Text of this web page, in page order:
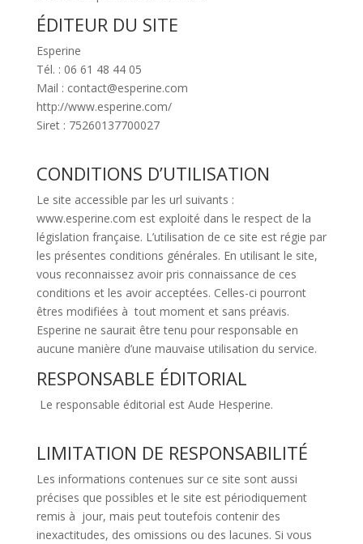
ÉDITEUR DU SITE
Esperine
Tél. : 06 61 48 44 05
Mail : contact@esperine.com
http://www.esperine.com/
Siret : 75260137700027
CONDITIONS D’UTILISATION
Le site accessible par les url suivants :
www.esperine.com est exploité dans le respect de la
législation française. L’utilisation de ce site est régie par
les présentes conditions générales. En utilisant le site,
vous reconnaissez avoir pris connaissance de ces
conditions et les avoir acceptées. Celles-ci pourront
êtres modifiées à tout moment et sans préavis.
Esperine ne saurait être tenu pour responsable en
aucune manière d’une mauvaise utilisation du service.
RESPONSABLE ÉDITORIAL
Le responsable éditorial est Aude Hesperine.
LIMITATION DE RESPONSABILITÉ
Les informations contenues sur ce site sont aussi
précises que possibles et le site est périodiquement
remis à jour, mais peut toutefois contenir des
inexactitudes, des omissions ou des lacunes. Si vous